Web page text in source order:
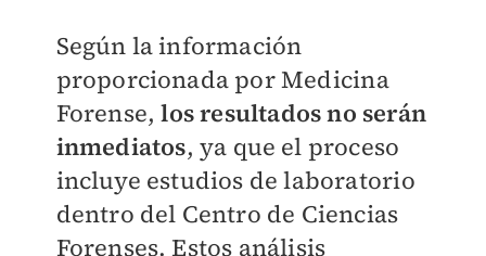
Según la información
proporcionada por Medicina
Forense,los resultados no serán
inmediatos, ya que el proceso
incluye estudios de laboratorio
dentro del Centro de Ciencias
Forenses. Estos análisis